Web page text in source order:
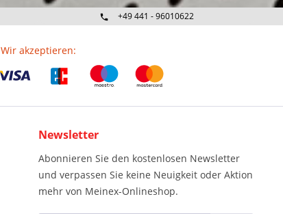
+49 441 - 96010622
Wir akzeptieren:
Newsletter
Abonnieren Sie den kostenlosen Newsletter
und verpassen Sie keine Neuigkeit oder Aktion
mehr von Meinex-Onlineshop.